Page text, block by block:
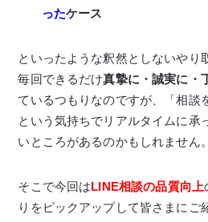
ったケース
といったような釈然としないやり
毎回できるだけ真摯に・誠実に・
ているつもりなのですが、「相談
という気持ちでリアルタイムに承
いところがあるのかもしれません。
そこで今回はLINE相談の品質向上
りをピックアップして皆さまにご